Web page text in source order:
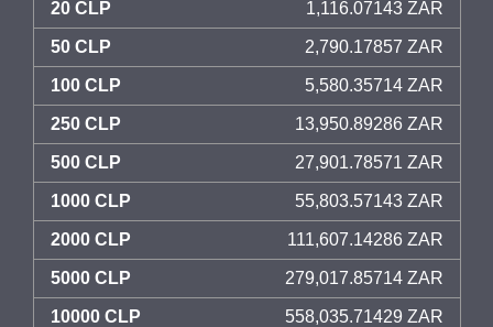
20 CLP 1,116.07143 ZAR
50 CLP 2,790.17857 ZAR
100 CLP 5,580.35714 ZAR
250 CLP 13,950.89286 ZAR
500 CLP 27,901.78571 ZAR
1000 CLP 55,803.57143 ZAR
2000 CLP 111,607.14286 ZAR
5000 CLP 279,017.85714 ZAR
10000 CLP 558,035.71429 ZAR